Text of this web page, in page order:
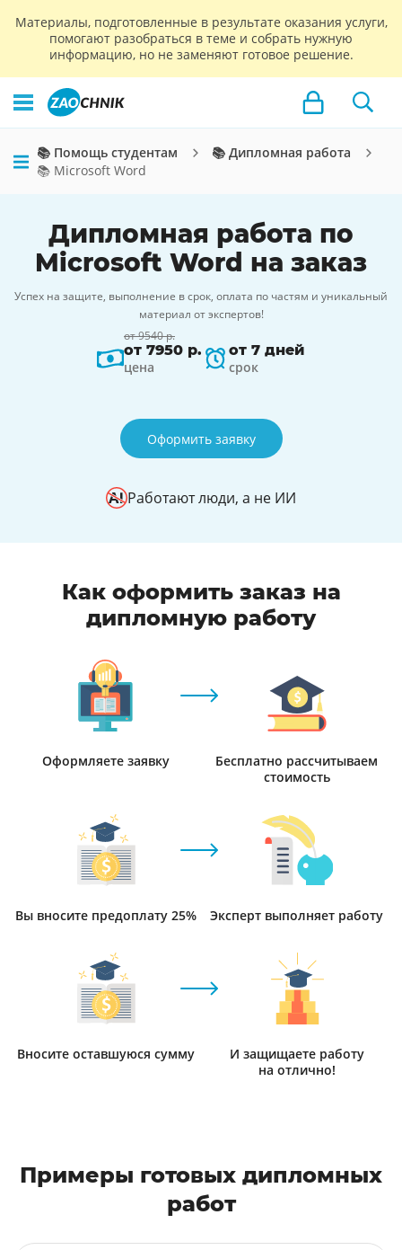
Материалы, подготовленные в результате оказания услуги,
помогают разобраться в теме и собрать нужную
информацию, но не заменяют готовое решение.
📚 Помощь студентам
📚 Дипломная работа
📚 Microsoft Word
Дипломная работа по
Microsoft Word на заказ
Успех на защите, выполнение в срок, оплата по частям и уникальный
материал от экспертов!
от 9540 р.
от 7950 р.
цена
от 7 дней
срок
Оформить заявку
Работают люди, а не ИИ
Как оформить заказ на
дипломную работу
Оформляете заявку
Бесплатно рассчитываем
стоимость
Вы вносите предоплату 25% Эксперт выполняет работу
Вносите оставшуюся сумму
И защищаете работу
на отлично!
Примеры готовых дипломных
работ